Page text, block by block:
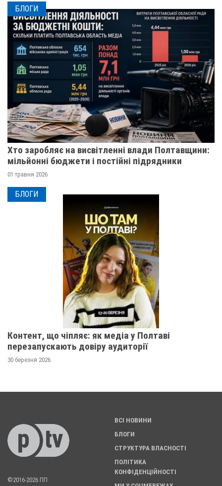
БЛОГИ
Хто заробляє на висвітленні влади Полтавщини:
мільйонні бюджети і постійні підрядники
01 травня 2026
БЛОГИ
Контент, що чіпляє: як медіа у Полтаві
перезапускають довіру аудиторії
30 березня 2026
©2016-2026 ПП
ВСІ НОВИНИ
БЛОГИ
СТРУКТУРА ВЛАСНОСТІ
ПОЛІТИКА
КОНФІДЕНЦІЙНОСТІ